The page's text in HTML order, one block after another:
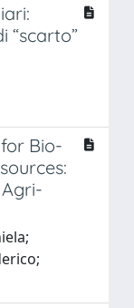
“scarto”
Bio-